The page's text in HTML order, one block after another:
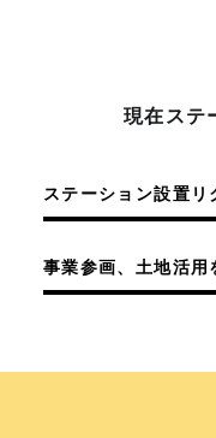
現在ステ
ステーション設置リ
事業参画、土地活用